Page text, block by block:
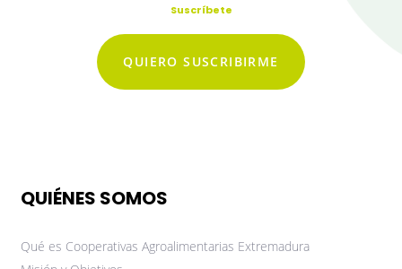
Suscríbete
QUIERO SUSCRIBIRME
QUIÉNES SOMOS
Qué es Cooperativas Agroalimentarias Extremadura